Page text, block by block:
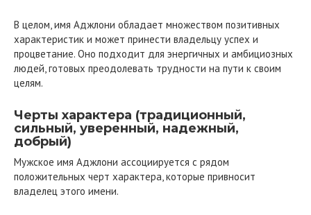
В целом, имя Аджлони обладает множеством позитивных
характеристик и может принести владельцу успех и
процветание. Оно подходит для энергичных и амбициозных
людей, готовых преодолевать трудности на пути к своим
целям.
Черты характера (традиционный,
сильный, уверенный, надежный,
добрый)
Мужское имя Аджлони ассоциируется с рядом
положительных черт характера, которые привносит
владелец этого имени.